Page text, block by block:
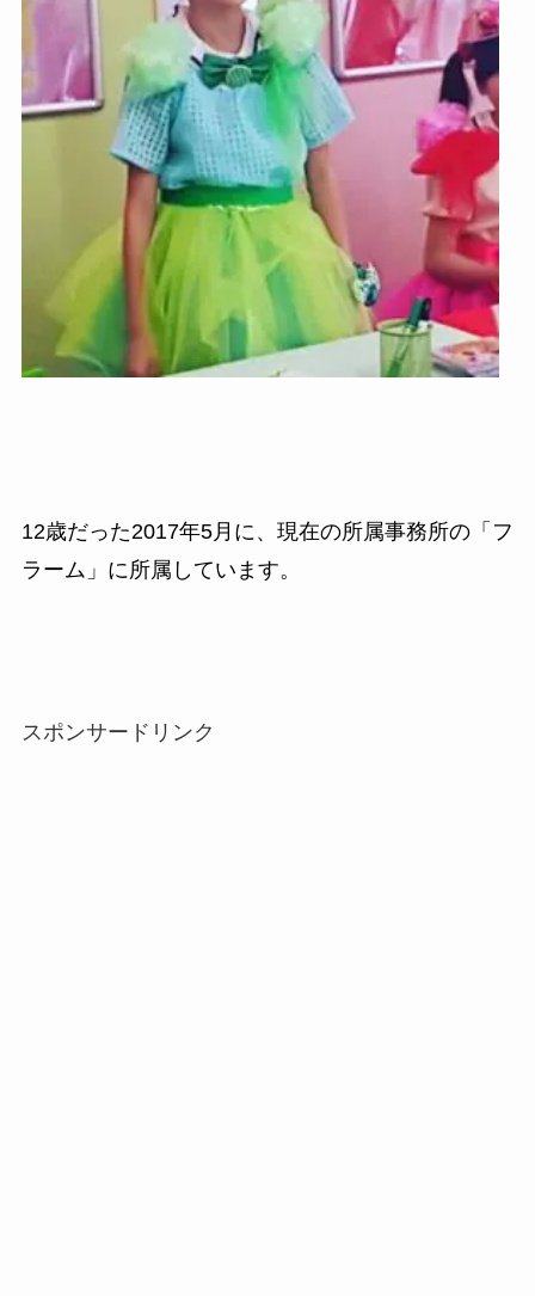
12歳だった2017年5月に、現在の所属事務所の「フ
ラーム」に所属しています。
スポンサードリンク